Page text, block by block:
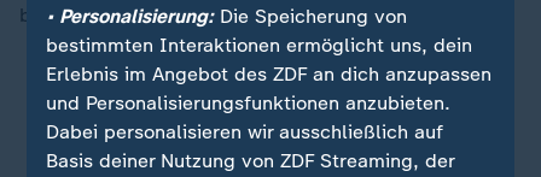
blendend."
Pinguinforscher:"Der größte Feind des Pinguins?
Das sind wir"
• Personalisierung:Die Speicherung von
bestimmten Interaktionen ermöglicht uns, dein
Erlebnis im Angebot des ZDF an dich anzupassen
und Personalisierungsfunktionen anzubieten.
Dabei personalisieren wir ausschließlich auf
Basis deiner Nutzung von ZDF Streaming, der